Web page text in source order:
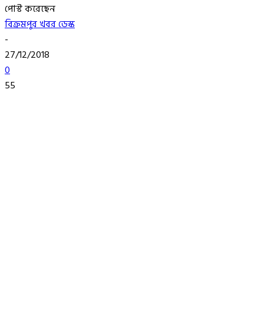
পোস্ট করেছেন
বিক্রমপুর খবর ডেস্ক
-
27/12/2018
0
55